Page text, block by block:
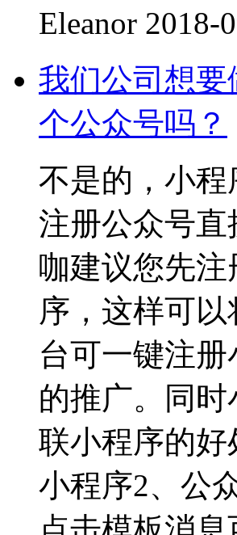
Eleanor 2018-
我们公司想
个公众号吗？
不是的，小
注册公众号
咖建议您先
序，这样可
台可一键注
的推广。同
联小程序的
小程序2、公